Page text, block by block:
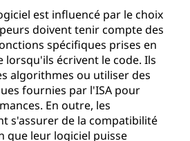
est influencé par le choix
doivent tenir compte des
spécifiques prises en
lorsqu'ils écrivent le code. Ils
algorithmes ou utiliser des
fournies par l'ISA pour
En outre, les
s'assurer de la compatibilité
que leur logiciel puisse